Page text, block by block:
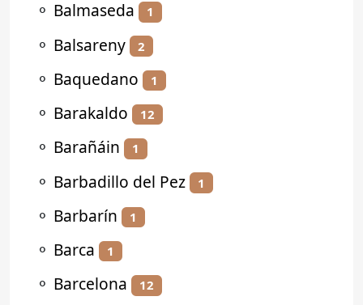
⚬ Balmaseda 1
⚬ Balsareny 2
⚬ Baquedano 1
⚬ Barakaldo 12
⚬ Barañáin 1
⚬ Barbadillo del Pez 1
⚬ Barbarín 1
⚬ Barca 1
⚬ Barcelona 12